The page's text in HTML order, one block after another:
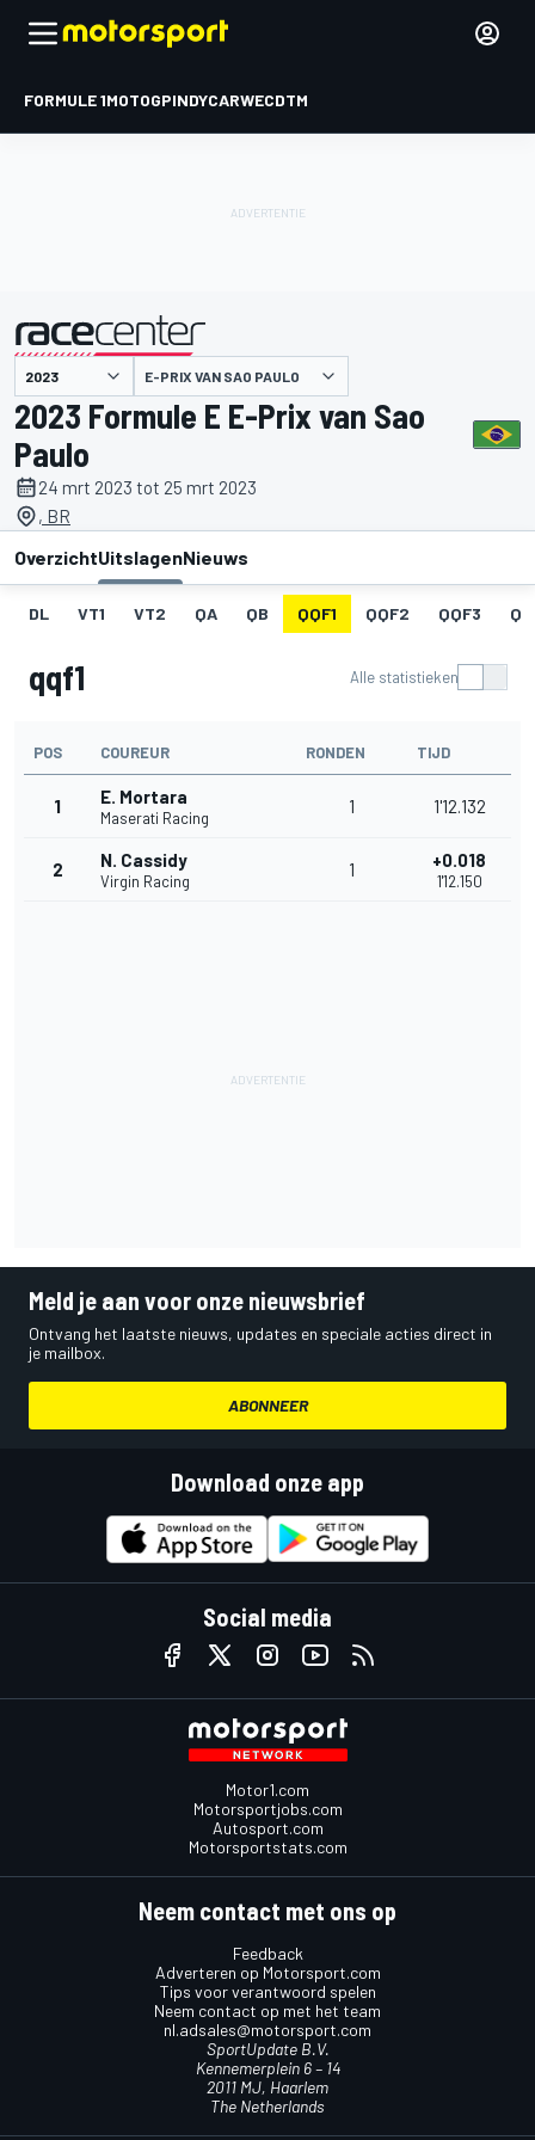
FORMULE 1MOTOGPINDYCARWECDTM
gepresenteerd door E-PRIX VAN SAO PAULO
2023 Formule E E-Prix van Sao
Paulo
24 mrt 2023 tot 25 mrt 2023
, BR
OverzichtUitslagenNieuws
DL VT1 VT2 QA QB QQF1 QQF2 QQF3
qqf1 Alle statistieken
POS COUREUR RONDEN TIJD
1 E. Mortara
Maserati Racing
1 1'12.132
2 N. Cassidy
Virgin Racing
1 +0.018
1'12.150
Meld je aan voor onze nieuwsbrief
Ontvang het laatste nieuws, updates en speciale acties direct in
je mailbox.
ABONNEER
Download onze app
Social media
Motor1.com
Motorsportjobs.com
Autosport.com
Motorsportstats.com
Neem contact met ons op
Feedback
Adverteren op Motorsport.com
Tips voor verantwoord spelen
Neem contact op met het team
nl.adsales@motorsport.com
SportUpdate B.V.
Kennemerplein 6 – 14
2011 MJ, Haarlem
The Netherlands